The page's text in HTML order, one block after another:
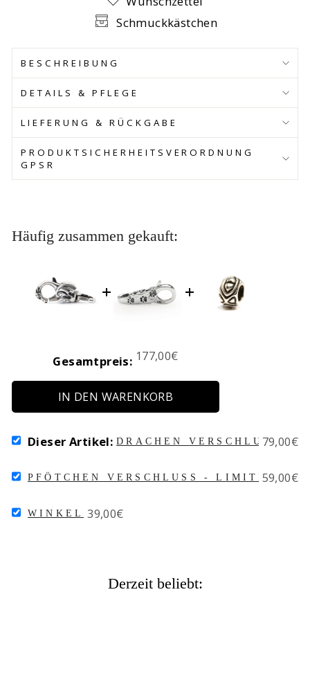
Schmuckkästchen
BESCHREIBUNG
DETAILS & PFLEGE
LIEFERUNG & RÜCKGABE
PRODUKTSICHERHEITSVERORDNUNG
GPSR
Häufig zusammen gekauft:
Gesamtpreis: Price
177,00€
IN DEN WARENKORB
SELECT
FOR
Dieser Artikel: DRACHEN VERSCHLUSS
Price
79,00€
SELECT
-
PFÖTCHEN VERSCHLUSS - Price
59,00€
SELECT
WINKEL Price
39,00€
Derzeit beliebt: